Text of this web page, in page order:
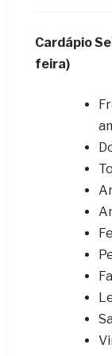
Cardápio
feira)